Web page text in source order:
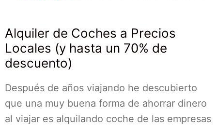
Alquiler de Coches a Precios
Locales (y hasta un 70% de
descuento)
Después de años viajando he descubierto
que una muy buena forma de ahorrar dinero
al viajar es alquilando coche de las empresas